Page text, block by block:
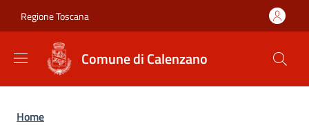
Regione Toscana
Comune di Calenzano
Briciole di pane
Home